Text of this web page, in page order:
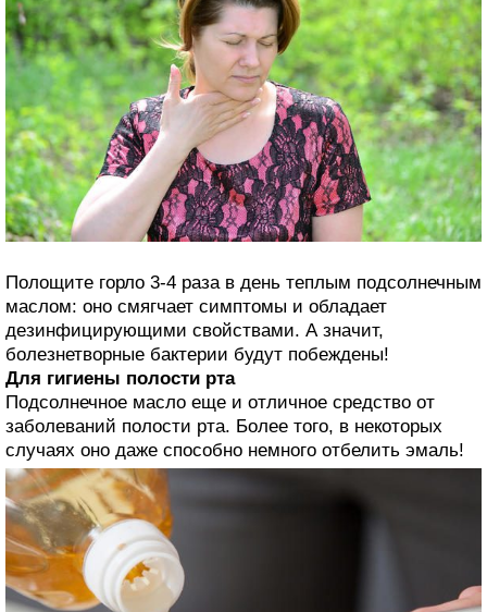
Полощите горло 3-4 раза в день теплым подсолнечным
маслом: оно смягчает симптомы и обладает
дезинфицирующими свойствами. А значит,
болезнетворные бактерии будут побеждены!
Для гигиены полости рта
Подсолнечное масло еще и отличное средство от
заболеваний полости рта. Более того, в некоторых
случаях оно даже способно немного отбелить эмаль!